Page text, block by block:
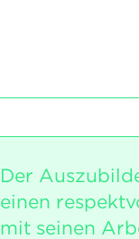
Der
einen
mit seinen